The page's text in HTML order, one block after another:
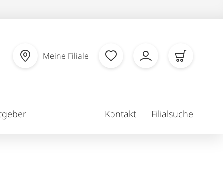
Meine Filiale
Kontakt Filialsuche